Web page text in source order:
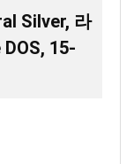
Silver, 라
15-